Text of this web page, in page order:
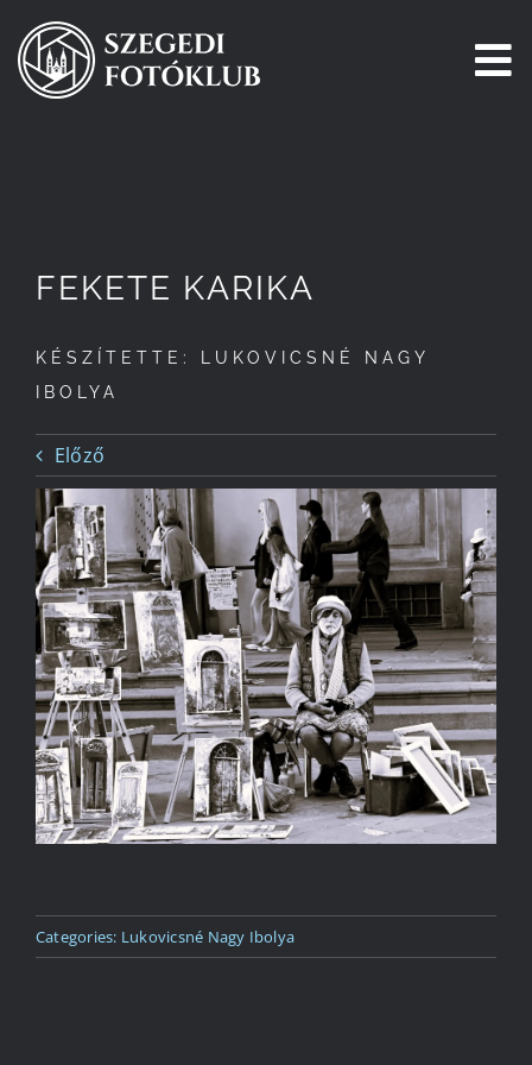
Kihagyás
Pályázatok
Tagjaink
Csatlakozz!
Történetünk
Kapcsolat
FEKETE KARIKA
KÉSZÍTETTE: LUKOVICSNÉ NAGY
IBOLYA
Előző
Categories: Lukovicsné Nagy Ibolya